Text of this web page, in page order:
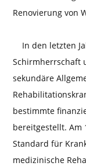
Renovierung von
In den letzten
Schirmherrschaft
sekundäre
bestimmte
bereitgestellt. Am
Standard für
medizinische